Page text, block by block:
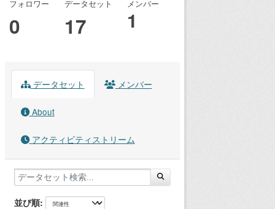
フォロワー
0
データセット
17
メンバー
1
データセット メンバー
About
アクティビティストリーム
並び順